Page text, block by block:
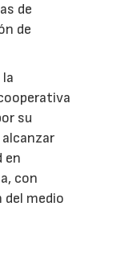
de
de
su
alcanzar
en
con
medio